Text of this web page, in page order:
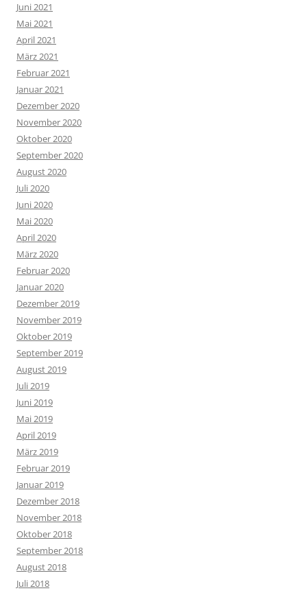
Juni 2021
Mai 2021
April 2021
März 2021
Februar 2021
Januar 2021
Dezember 2020
November 2020
Oktober 2020
September 2020
August 2020
Juli 2020
Juni 2020
Mai 2020
April 2020
März 2020
Februar 2020
Januar 2020
Dezember 2019
November 2019
Oktober 2019
September 2019
August 2019
Juli 2019
Juni 2019
Mai 2019
April 2019
März 2019
Februar 2019
Januar 2019
Dezember 2018
November 2018
Oktober 2018
September 2018
August 2018
Juli 2018